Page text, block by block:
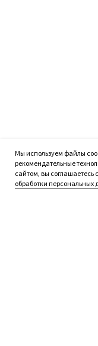
Мы используем файлы
рекомендательные
сайтом, вы соглашаетесь с
обработки персональных
Подробнее о